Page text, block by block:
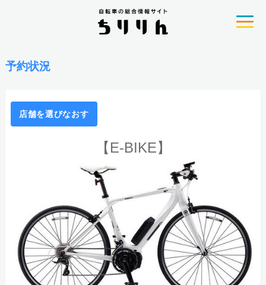
予約状況
店舗を選びなおす
【E-BIKE】